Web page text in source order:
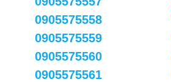
0905575558
0905575559
0905575560
0905575561